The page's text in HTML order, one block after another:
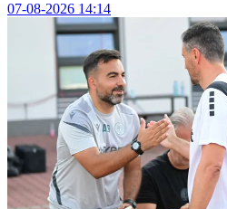
07-08-2026 14:14